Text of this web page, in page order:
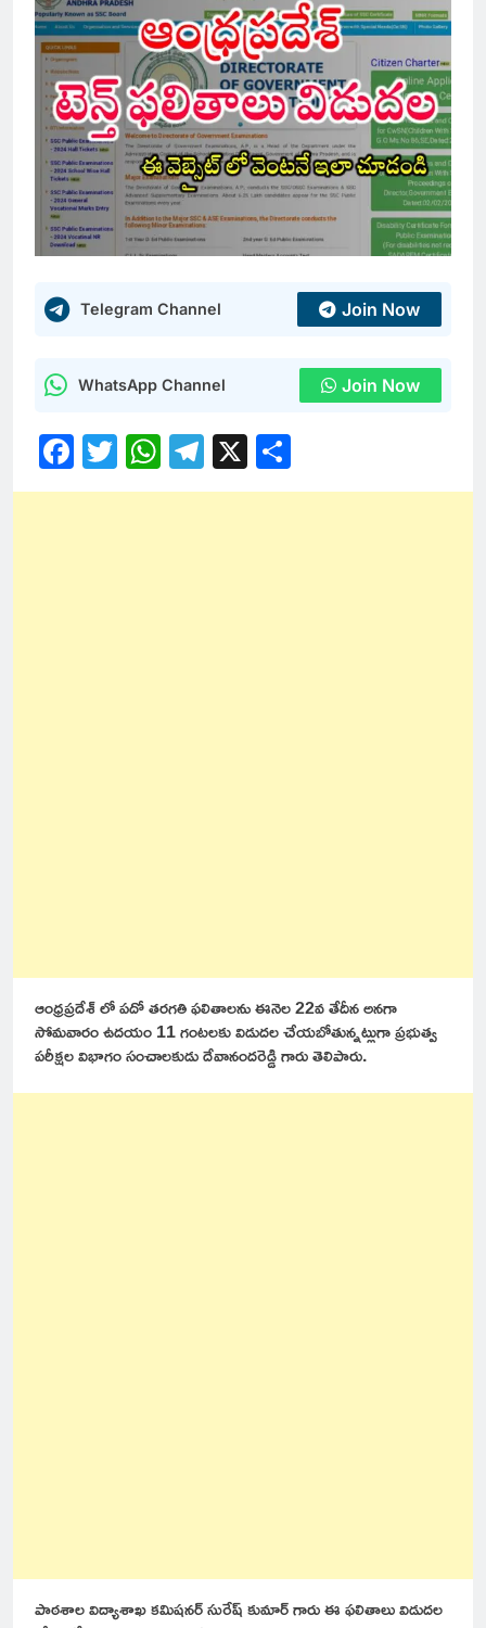
Telegram Channel Join Now
WhatsApp Channel Join Now
Facebook
Twitter
WhatsApp
Telegram
X
ఆంధ్రప్రదేశ్ లో పదో తరగతి ఫలితాలను ఈనెల 22వ తేదీన అనగా
సోమవారం ఉదయం 11 గంటలకు విడుదల చేయబోతున్నట్లుగా ప్రభుత్వ
పరీక్షల విభాగం సంచాలకుడు దేవానందరెడ్డి గారు తెలిపారు.
పాఠశాల విద్యాశాఖ కమిషనర్ సురేష్ కుమార్ గారు ఈ ఫలితాలు విడుదల